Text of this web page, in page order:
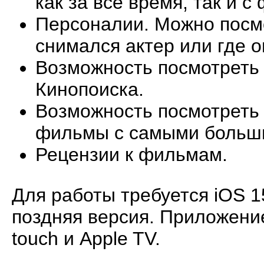
Персоналии. Можно
снимался актер или где
Возможность
Кинопоиска.
Возможность
фильмы с самыми
Рецензии к фильмам.
Для работы требуется iOS
поздняя версия.
touch и Apple TV.